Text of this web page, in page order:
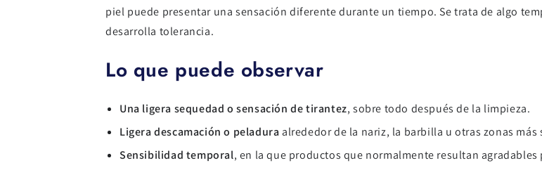
piel puede presentar una sensación diferente durante un tiempo. Se trata de algo
desarrolla tolerancia.
Lo que puede observar
Una ligera sequedad o sensación de tirantez, sobre todo después de la limpieza.
Ligera descamación o peladura alrededor de la nariz, la barbilla u otras zonas más
Sensibilidad temporal, en la que productos que normalmente resultan